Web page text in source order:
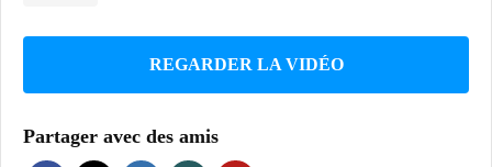
REGARDER LA VIDÉO
Partager avec des amis